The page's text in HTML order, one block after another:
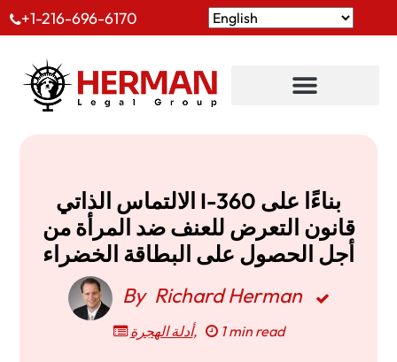
+1-216-696-6170
الالتماس الذاتي I-360 بناءًا على
قانون التعرض للعنف ضد المرأة من
أجل الحصول على البطاقة الخضراء
By Richard Herman
أدلة الهجرة, 1 min read